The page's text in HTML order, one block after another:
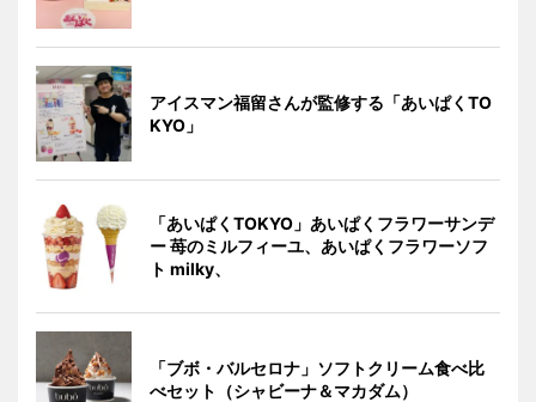
アイスマン福留さんが監修する「あいぱくTO
KYO」
「あいぱくTOKYO」あいぱくフラワーサンデ
ー 苺のミルフィーユ、あいぱくフラワーソフ
ト milky、
「ブボ・バルセロナ」ソフトクリーム食べ比
べセット（シャビーナ＆マカダム）